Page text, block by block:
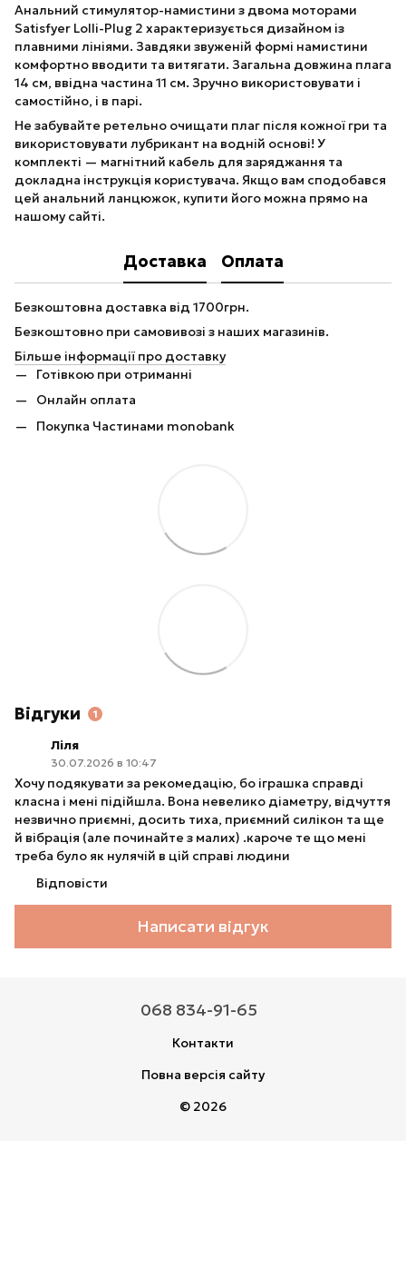
Анальний стимулятор-намистини з двома моторами
Satisfyer Lolli-Plug 2 характеризується дизайном із
плавними лініями. Завдяки звуженій формі намистини
комфортно вводити та витягати. Загальна довжина плага
14 см, ввідна частина 11 см. Зручно використовувати і
самостійно, і в парі.
Не забувайте ретельно очищати плаг після кожної гри та
використовувати лубрикант на водній основі! У
комплекті — магнітний кабель для заряджання та
докладна інструкція користувача. Якщо вам сподобався
цей анальний ланцюжок, купити його можна прямо на
нашому сайті.
Доставка Оплата
Безкоштовна доставка від 1700грн.
Безкоштовно при самовивозі з наших магазинів.
Більше інформації про доставку
Готівкою при отриманні
Онлайн оплата
Покупка Частинами monobank
Відгуки 1
Ліля
30.07.2026 в 10:47
Хочу подякувати за рекомедацію, бо іграшка справді
класна і мені підійшла. Вона невелико діаметру, відчуття
незвично приємні, досить тиха, приємний силікон та ще
й вібрація (але починайте з малих) .кароче те що мені
треба було як нулячій в цій справі людини
Відповісти
Написати відгук
068 834-91-65
Контакти
Повна версія сайту
© 2026